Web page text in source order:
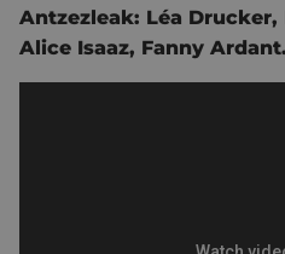
Antzezleak: Léa Drucker,
Alice Isaaz, Fanny Ardant.